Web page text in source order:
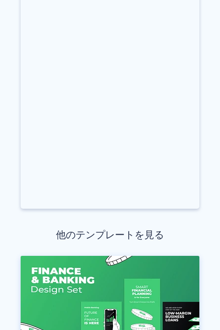
他のテンプレートを見る